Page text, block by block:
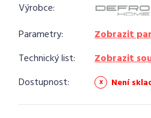
Výrobce:
Parametry:
Zobrazit
Technický list:
Zobrazit
Dostupnost:
Není